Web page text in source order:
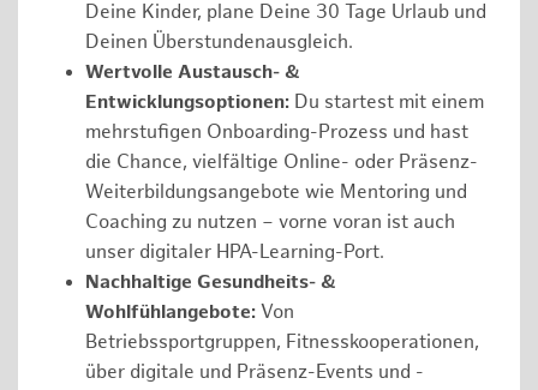
Deine Kinder, plane Deine 30 Tage Urlaub und
Deinen Überstundenausgleich.
Wertvolle Austausch- &
Entwicklungsoptionen: Du startest mit einem
mehrstufigen Onboarding-Prozess und hast
die Chance, vielfältige Online- oder Präsenz-
Weiterbildungsangebote wie Mentoring und
Coaching zu nutzen – vorne voran ist auch
unser digitaler HPA-Learning-Port.
Nachhaltige Gesundheits- &
Wohlfühlangebote: Von
Betriebssportgruppen, Fitnesskooperationen,
über digitale und Präsenz-Events und -